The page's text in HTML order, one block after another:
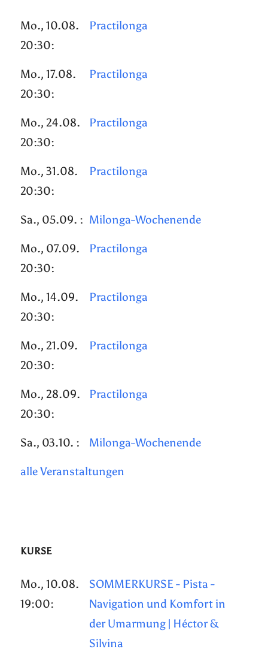
Mo., 10.08.
20:30:
Practilonga
Mo., 17.08.
20:30:
Practilonga
Mo., 24.08.
20:30:
Practilonga
Mo., 31.08.
20:30:
Practilonga
Sa., 05.09. : Milonga-Wochenende
Mo., 07.09.
20:30:
Practilonga
Mo., 14.09.
20:30:
Practilonga
Mo., 21.09.
20:30:
Practilonga
Mo., 28.09.
20:30:
Practilonga
Sa., 03.10. : Milonga-Wochenende
alle Veranstaltungen
KURSE
Mo., 10.08.
19:00:
SOMMERKURSE - Pista -
Navigation und Komfort in
der Umarmung | Héctor &
Silvina